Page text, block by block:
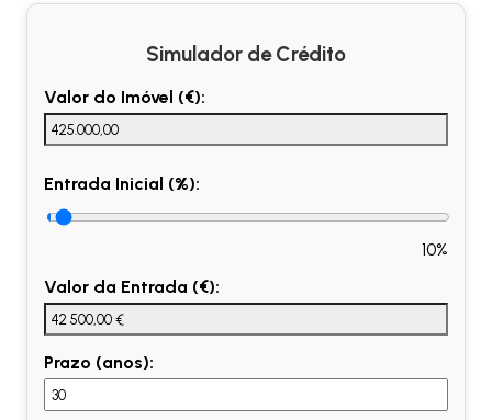
Simulador de Crédito
Valor do Imóvel (€):
Entrada Inicial (%):
10%
Valor da Entrada (€):
Prazo (anos):